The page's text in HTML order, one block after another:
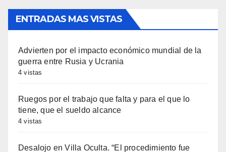
ENTRADAS MAS VISTAS
Advierten por el impacto económico mundial de la
guerra entre Rusia y Ucrania
4 vistas
Ruegos por el trabajo que falta y para el que lo
tiene, que el sueldo alcance
4 vistas
Desalojo en Villa Oculta. “El procedimiento fue